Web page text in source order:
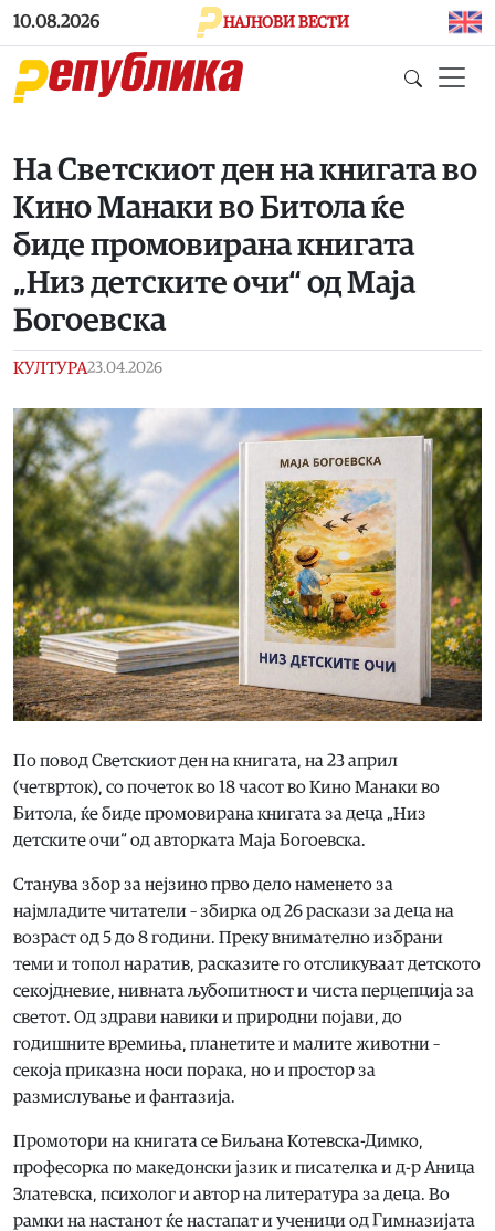
Skip to main content
10.08.2026 НАЈНОВИ ВЕСТИ
На Светскиот ден на книгата во
Кино Манаки во Битола ќе
биде промовирана книгата
„Низ детските очи“ од Маја
Богоевска
КУЛТУРА23.04.2026
По повод Светскиот ден на книгата, на 23 април
(четврток), со почеток во 18 часот во Кино Манаки во
Битола, ќе биде промовирана книгата за деца „Низ
детските очи“ од авторката Маја Богоевска.
Станува збор за нејзино прво дело наменето за
најмладите читатели – збирка од 26 раскази за деца на
возраст од 5 до 8 години. Преку внимателно избрани
теми и топол наратив, расказите го отсликуваат детското
секојдневие, нивната љубопитност и чиста перцепција за
светот. Од здрави навики и природни појави, до
годишните времиња, планетите и малите животни –
секоја приказна носи порака, но и простор за
размислување и фантазија.
Промотори на книгата се Биљана Котевска-Димко,
професорка по македонски јазик и писателка и д-р Аница
Златевска, психолог и автор на литература за деца. Во
рамки на настанот ќе настапат и ученици од Гимназијата